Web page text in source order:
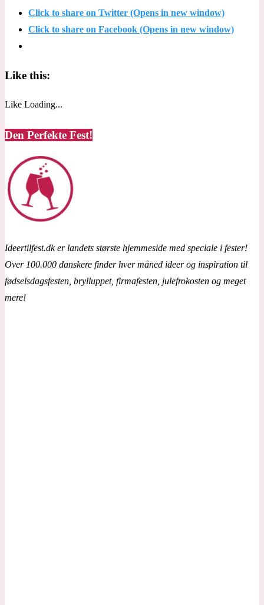
Click to share on Twitter (Opens in new window)
Click to share on Facebook (Opens in new window)
Like this:
Like Loading...
Den Perfekte Fest!
Ideertilfest.dk er landets største hjemmeside med speciale i fester!
Over 100.000 danskere finder hver måned ideer og inspiration til
fødselsdagsfesten, brylluppet, firmafesten, julefrokosten og meget
mere!